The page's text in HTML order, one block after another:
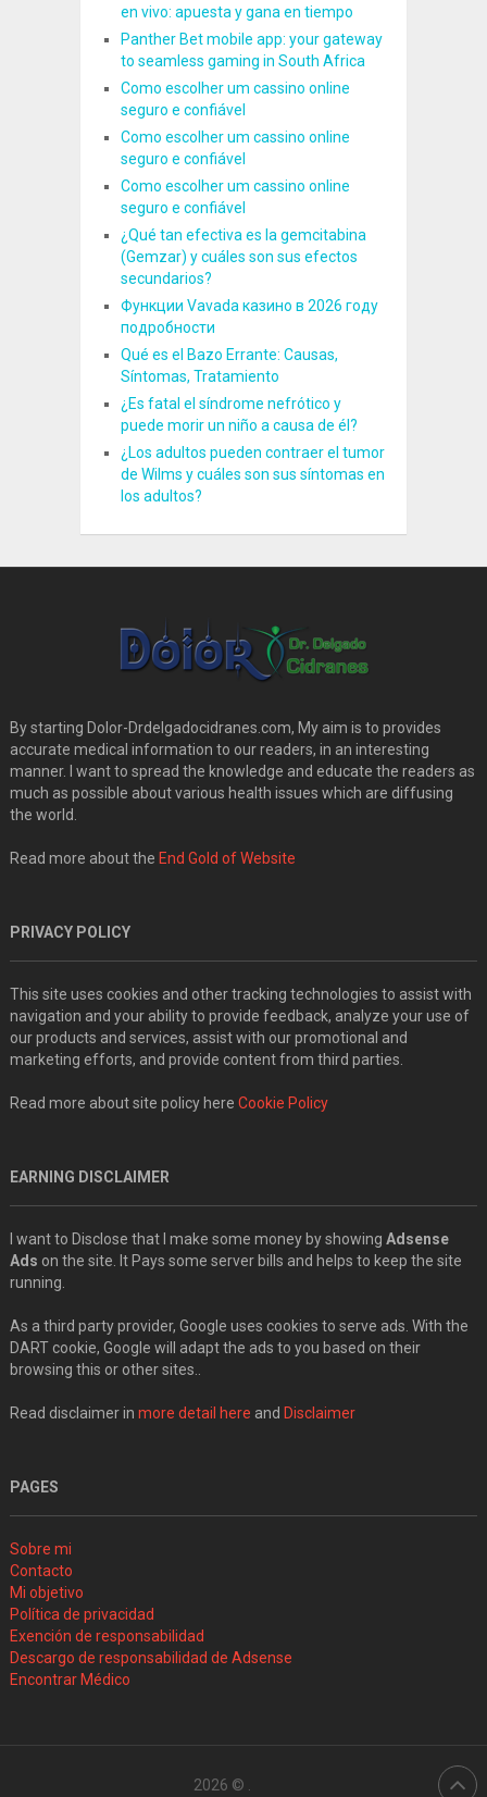
en vivo: apuesta y gana en tiempo
Panther Bet mobile app: your gateway
to seamless gaming in South Africa
Como escolher um cassino online
seguro e confiável
Como escolher um cassino online
seguro e confiável
Como escolher um cassino online
seguro e confiável
¿Qué tan efectiva es la gemcitabina
(Gemzar) y cuáles son sus efectos
secundarios?
Функции Vavada казино в 2026 году
подробности
Qué es el Bazo Errante: Causas,
Síntomas, Tratamiento
¿Es fatal el síndrome nefrótico y
puede morir un niño a causa de él?
¿Los adultos pueden contraer el tumor
de Wilms y cuáles son sus síntomas en
los adultos?
By starting Dolor-Drdelgadocidranes.com, My aim is to provides
accurate medical information to our readers, in an interesting
manner. I want to spread the knowledge and educate the readers as
much as possible about various health issues which are diffusing
the world.
Read more about the End Gold of Website
PRIVACY POLICY
This site uses cookies and other tracking technologies to assist with
navigation and your ability to provide feedback, analyze your use of
our products and services, assist with our promotional and
marketing efforts, and provide content from third parties.
Read more about site policy here Cookie Policy
EARNING DISCLAIMER
I want to Disclose that I make some money by showing Adsense
Ads on the site. It Pays some server bills and helps to keep the site
running.
As a third party provider, Google uses cookies to serve ads. With the
DART cookie, Google will adapt the ads to you based on their
browsing this or other sites..
Read disclaimer in more detail here and Disclaimer
PAGES
Sobre mi
Contacto
Mi objetivo
Política de privacidad
Exención de responsabilidad
Descargo de responsabilidad de Adsense
Encontrar Médico
2026 ©